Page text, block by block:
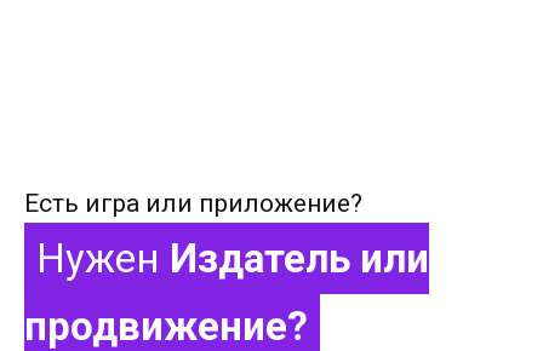
Есть игра или приложение?
Нужен Издатель или
продвижение?